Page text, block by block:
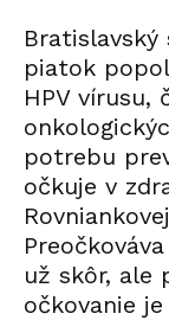
Bratislavský
piatok
HPV vírusu,
potrebu
očkuje v
už skôr, ale
očkovanie